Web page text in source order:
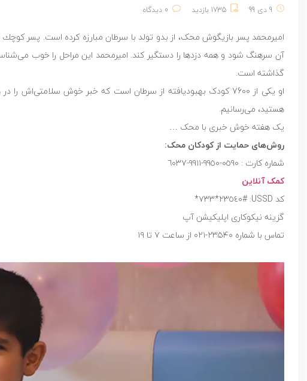
9 دی 99 1735 بازدید 0 دیدگاه
امیرمحمد پسر بازیگوش محک، از بدو تولد با سرطان مبارزه کرده است. پسر
آن سرهنگ شود و همه دزدها را دستگیر کند. امیرمحمد این مراحل را خوب
گذاشته است.
او یکی از 7600 کودک بهبودیافته از سرطان است که خبر خوش
هستید، می‌رسانیم.
یک هفته خوش خبری با محک …
روش‌های حمایت از کودکان محک:
شماره کارت : ٠٥٩٠-٩٩٥٠-٩٩١١-٦٠٣٧
کمک آنلاین
کد USSD: #٢٣٥٤٠*٧٣٣* ‏‎ ‌
گزینه نیکوکاری اپلیکیشن آپ
تماس با شماره ۲۳۵۴۰-۰۲۱ از ساعت ۷ تا ۱۹
نمایشگر